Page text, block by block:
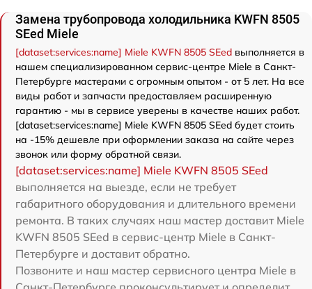
Замена трубопровода холодильника KWFN 8505
SEed Miele
[dataset:services:name] Miele KWFN 8505 SEed выполняется в
нашем специализированном сервис-центре Miele в Санкт-
Петербурге мастерами с огромным опытом - от 5 лет. На все
виды работ и запчасти предоставляем расширенную
гарантию - мы в сервисе уверены в качестве наших работ.
[dataset:services:name] Miele KWFN 8505 SEed будет стоить
на -15% дешевле при оформлении заказа на сайте через
звонок или форму обратной связи.
[dataset:services:name] Miele KWFN 8505 SEed
выполняется на выезде, если не требует
габаритного оборудования и длительного времени
ремонта. В таких случаях наш мастер доставит Miele
KWFN 8505 SEed в сервис-центр Miele в Санкт-
Петербурге и доставит обратно.
Позвоните и наш мастер сервисного центра Miele в